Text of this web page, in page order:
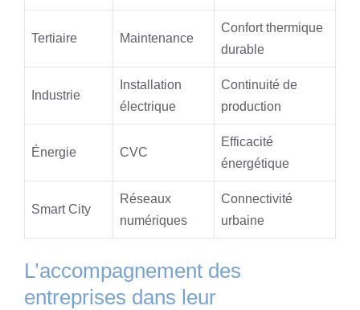
Tertiaire Maintenance
Confort thermique
durable
Industrie
Installation
électrique
Continuité de
production
Énergie CVC
Efficacité
énergétique
Smart City
Réseaux
numériques
Connectivité
urbaine
L’accompagnement des
entreprises dans leur